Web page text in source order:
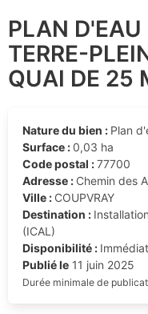
PLAN D'EAU
TERRE-
QUAI DE 25
Nature du bien : Plan
Surface : 0,03 ha
Code postal :77700
Adresse : Chemin des
Ville : COUPVRAY
Destination :
(ICAL)
Disponibilité :
Publié le11 juin 2025
Durée minimale de